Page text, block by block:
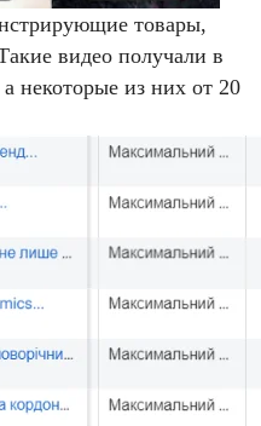
товары,
видео получали в
некоторые из них от 20